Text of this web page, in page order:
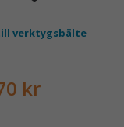
verktygsbälte
kr